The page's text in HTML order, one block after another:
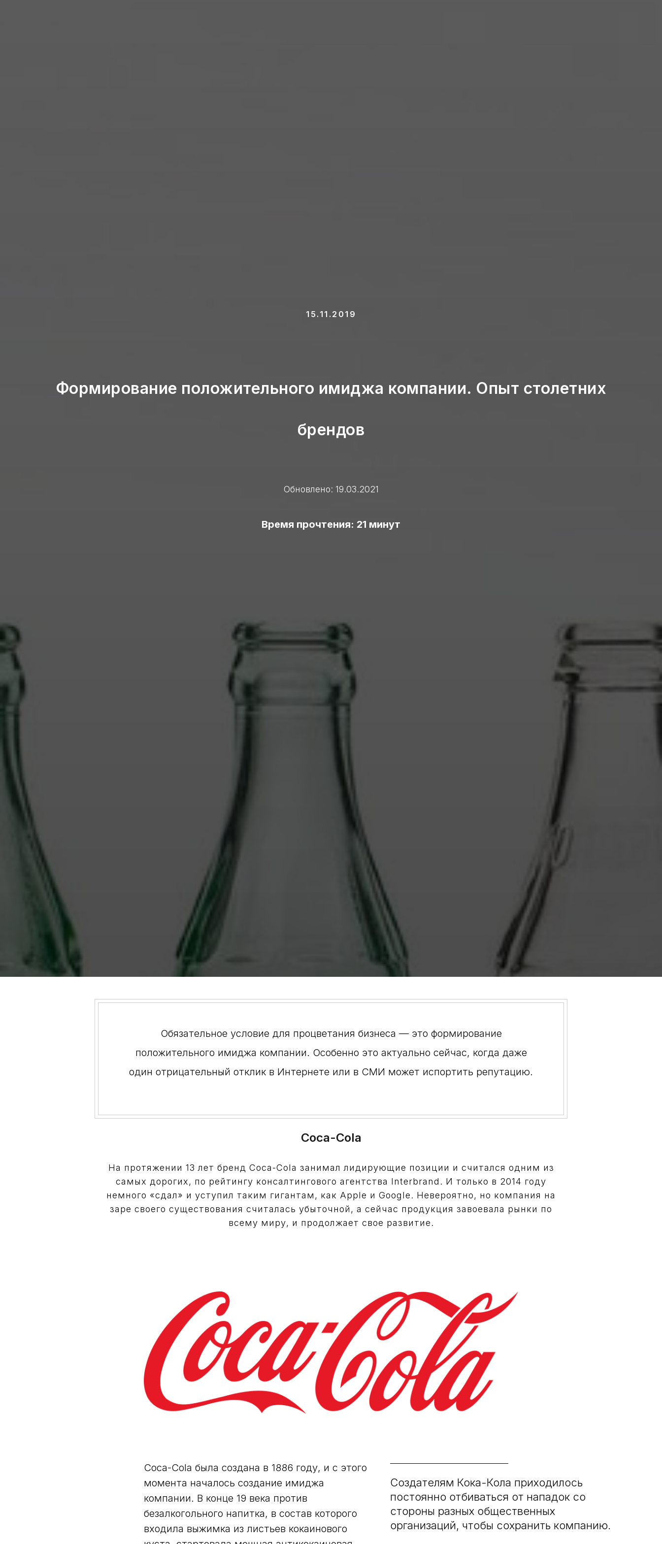
15.11.2019
Формирование положительного имиджа компании. Опыт столетних
брендов
Обновлено: 19.03.2021
Время прочтения: 21 минут
Обязательное условие для процветания бизнеса — это формирование
положительного имиджа компании. Особенно это актуально сейчас, когда даже
один отрицательный отклик в Интернете или в СМИ может испортить репутацию.
Coca-Cola
На протяжении 13 лет бренд Coca-Cola занимал лидирующие позиции и считался одним из
самых дорогих, по рейтингу консалтингового агентства Interbrand. И только в 2014 году
немного «сдал» и уступил таким гигантам, как Apple и Google. Невероятно, но компания на
заре своего существования считалась убыточной, а сейчас продукция завоевала рынки по
всему миру, и продолжает свое развитие.
Создателям Кока-Кола приходилось
постоянно отбиваться от нападок со
стороны разных общественных
организаций, чтобы сохранить компанию.
Coca-Cola была создана в 1886 году, и с этого
момента началось создание имиджа
компании. В конце 19 века против
безалкогольного напитка, в состав которого
входила выжимка из листьев кокаинового